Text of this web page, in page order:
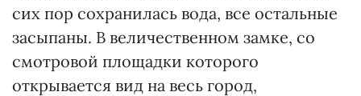
сих пор сохранилась вода, все остальные
засыпаны. В величественном замке, со
смотровой площадки которого
открывается вид на весь город,